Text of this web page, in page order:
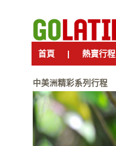
首頁 | 熱賣行程
中美洲精彩系列行程